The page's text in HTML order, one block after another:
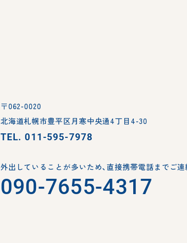
〒062-0020
北海道札幌市豊平区月寒中央通4丁目4-30
TEL.011-595-7978
外出していることが多いため、 直接携帯電話までご連
090-7655-4317